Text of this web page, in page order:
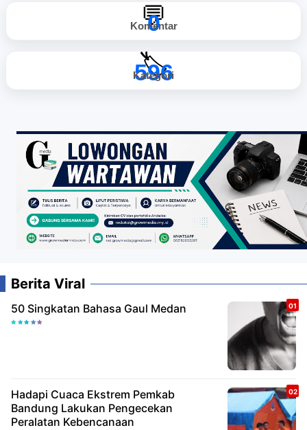
💬
0
Komentar
🏷️
596
Kategori
Berita Viral
50 Singkatan Bahasa Gaul Medan
Hadapi Cuaca Ekstrem Pemkab
Bandung Lakukan Pengecekan
Peralatan Kebencanaan